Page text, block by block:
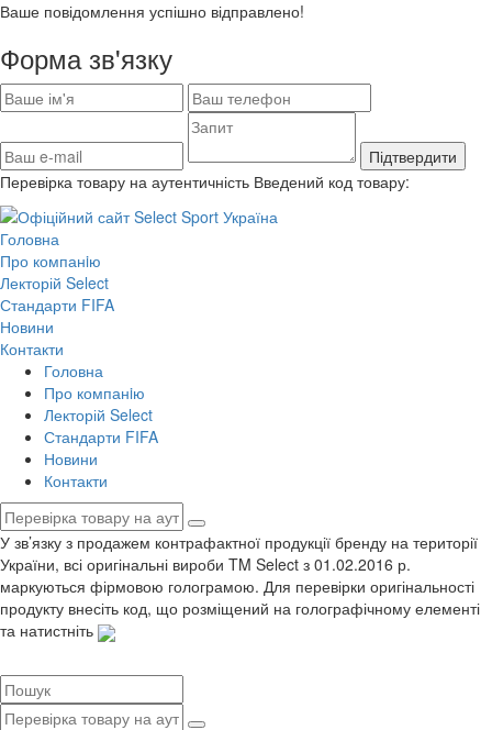
Ваше повідомлення успішно відправлено!
Форма зв'язку
Підтвердити
Перевірка товару на аутентичність Введений код товару:
Головна
Про компанiю
Лекторій Select
Стандарти FIFA
Новини
Контакти
Головна
Про компанiю
Лекторій Select
Стандарти FIFA
Новини
Контакти
У зв’язку з продажем контрафактної продукції бренду на території
України, всі оригінальні вироби TM Select з 01.02.2016 р.
маркуються фірмовою голограмою. Для перевірки оригінальності
продукту внесіть код, що розміщений на голографічному елементі
та натистніть